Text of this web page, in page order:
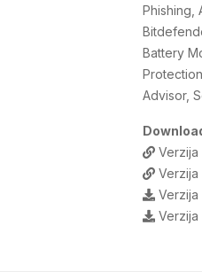
Phishing,
Battery
Advisor,
Verzija
Verzija
Verzija
Verzija